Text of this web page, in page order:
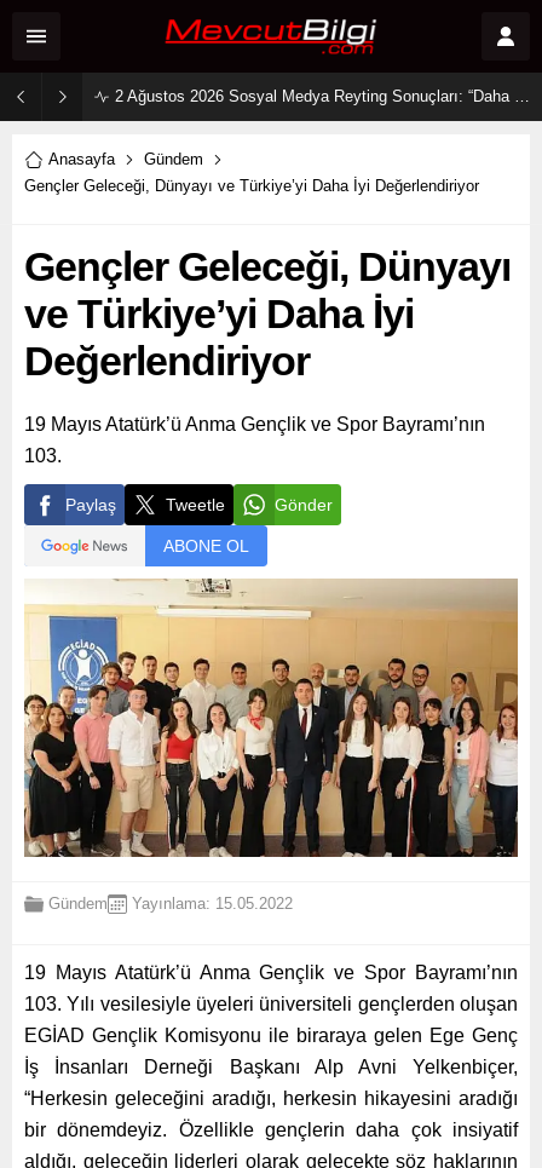
2 Ağustos 2026 Sosyal Medya Reyting Sonuçları: “Daha 17” Ekranlara Ambargo Koydu!
Anasayfa
Gündem
Gençler Geleceği, Dünyayı ve Türkiye’yi Daha İyi Değerlendiriyor
Gençler Geleceği, Dünyayı
ve Türkiye’yi Daha İyi
Değerlendiriyor
19 Mayıs Atatürk’ü Anma Gençlik ve Spor Bayramı’nın
103.
Paylaş Tweetle Gönder
ABONE OL
Gündem Yayınlama: 15.05.2022
19 Mayıs Atatürk’ü Anma Gençlik ve Spor Bayramı’nın
103. Yılı vesilesiyle üyeleri üniversiteli gençlerden oluşan
EGİAD Gençlik Komisyonu ile biraraya gelen Ege Genç
İş İnsanları Derneği Başkanı Alp Avni Yelkenbiçer,
“Herkesin geleceğini aradığı, herkesin hikayesini aradığı
bir dönemdeyiz. Özellikle gençlerin daha çok insiyatif
aldığı, geleceğin liderleri olarak gelecekte söz haklarının